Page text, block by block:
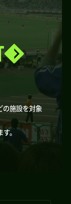
の施設を対象
。